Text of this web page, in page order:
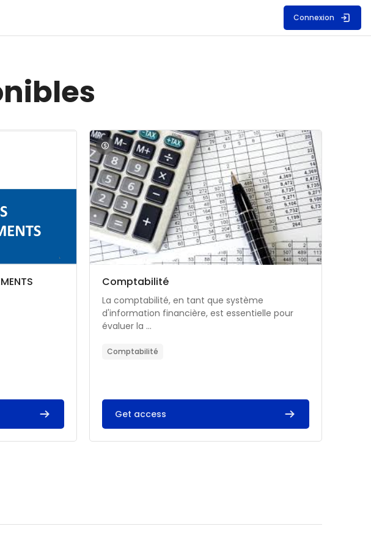
Connexion
Image du cours Comptabilité
Catégorie de cours
Nom du cours
Comptabilité
Résumé du cours :
La comptabilité, en tant que système
d'information financière, est essentielle pour
évaluer la ...
Comptabilité
Get access